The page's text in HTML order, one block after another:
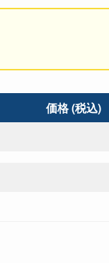
価格 (税込)